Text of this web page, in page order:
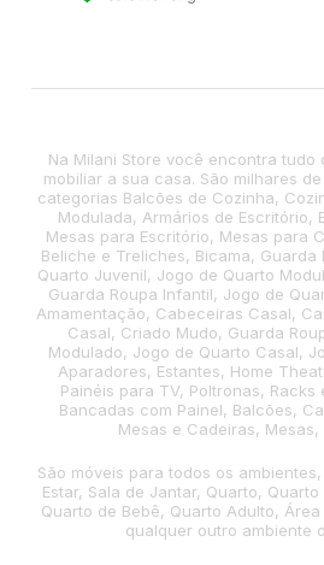
Na Milani Store você encontra
mobiliar a sua casa. São milhares
categorias Balcões de Cozinha,
Modulada, Armários de Escritório,
Mesas para Escritório, Mesas para
Beliche e Treliches, Bicama, Guarda
Quarto Juvenil, Jogo de Quarto
Guarda Roupa Infantil, Jogo de
Amamentação, Cabeceiras Casal,
Casal, Criado Mudo, Guarda
Modulado, Jogo de Quarto Casal,
Aparadores, Estantes, Home
Painéis para TV, Poltronas, Racks
Bancadas com Painel, Balcões,
Mesas e Cadeiras, Mesas,
São móveis para todos os
Estar, Sala de Jantar, Quarto,
Quarto de Bebê, Quarto Adulto,
qualquer outro ambiente